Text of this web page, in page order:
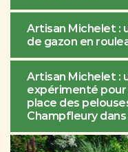
Artisan Michelet :
de gazon en
Artisan Michelet :
expérimenté pour
place des
Champfleury dans